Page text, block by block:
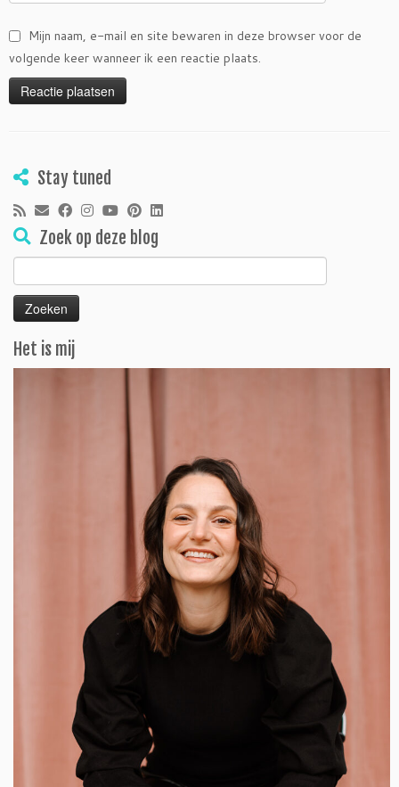
Mijn naam, e-mail en site bewaren in deze browser voor de
volgende keer wanneer ik een reactie plaats.
Stay tuned
Zoek op deze blog
Zoeken
naar:
Het is mij